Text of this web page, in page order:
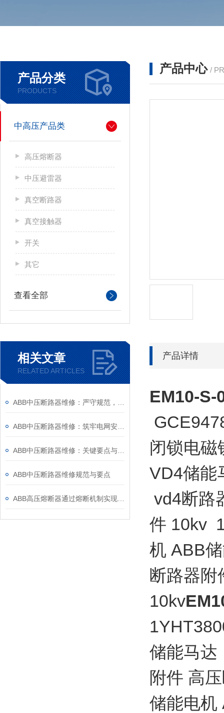
产品分类
PRODUCTS
中高压产品类
高压熔断器
中压避雷器
真空断路器
真空接触器
开关
其它
查看全部
相关文章
RELATED ARTICLES
ABB中压断路器维修规范与要点
产品中心 /
产品详情
EM10-S-
闭锁电
VD4储能
vd4断路
件 10kv
机 ABB
断路器附
10kv
储能马
附件 高
储能电机